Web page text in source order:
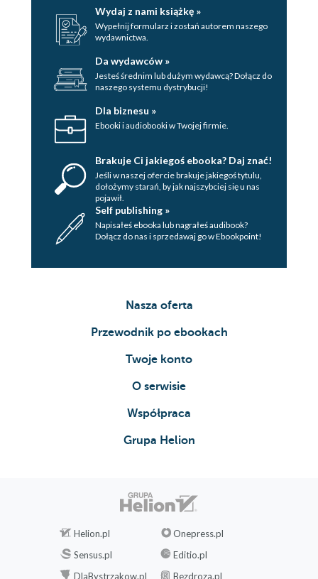
naciągaczy) (53)
Jeden egzemplarz nie jest miarodajny
(54)
Poszukiwanie fortepianu konkretnej
marki (55)
swoją funkcję przez dłuższy czas (56)
(57)
Aranżery (58)
Instrumenty typu stage piano (58)
Stacje robocze (58)
Syntezatory (58)
starzał... (58)
cyfrowego najbardziej Ci zależy? (59)
konkretnej marki (61)
klawiszowe (62)
Zanim wyjedziesz z salonu, czyli jak dokonać zakupu
Jazda próbna (63)
Zakupy w internecie (65)
Szerokie możliwości MIDI (65)
Minielementarz MIDI (66)
Połączenie instrument - komputer (66)
Wydaj z nami książkę »
Wypełnij formularz i zostań autorem naszego
wydawnictwa.
Da wydawców »
Jesteś średnim lub dużym wydawcą? Dołącz do
naszego systemu dystrybucji!
Dla biznesu »
Ebooki i audiobooki w Twojej firmie.
Brakuje Ci jakiegoś ebooka? Daj znać!
Jeśli w naszej ofercie brakuje jakiegoś tytulu,
dołożymy starań, by jak najszybciej się u nas
pojawił.
Self publishing »
Napisałeś ebooka lub nagrałeś audibook?
Dołącz do nas i sprzedawaj go w Ebookpoint!
Nasza oferta
Przewodnik po ebookach
Twoje konto
O serwisie
Współpraca
Grupa Helion
Helion.pl
Onepress.pl
Sensus.pl
Editio.pl
DlaBystrzakow.pl
Bezdroza.pl